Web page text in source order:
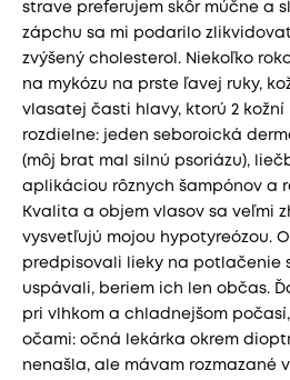
strave preferujem skôr múčne a
zápchu sa mi podarilo
zvýšený cholesterol. Niekoľko
na mykózu na prste ľavej ruky,
vlasatej časti hlavy, ktorú 2
rozdielne: jeden seboroická
(môj brat mal silnú psoriázu),
aplikáciou rôznych šampónov a
Kvalita a objem vlasov sa veľmi
vysvetľujú mojou hypotyreózou.
predpisovali lieky na potlačenie
uspávali, beriem ich len občas.
pri vlhkom a chladnejšom
očami: očná lekárka okrem
nenašla, ale mávam rozmazané